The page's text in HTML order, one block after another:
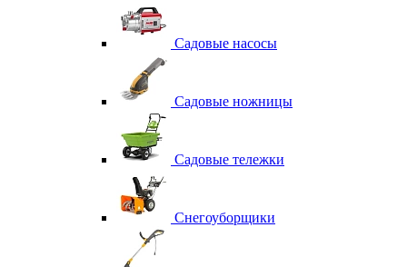
Садовые насосы
Садовые ножницы
Садовые тележки
Снегоуборщики